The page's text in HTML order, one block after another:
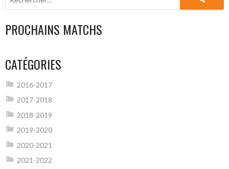
PROCHAINS MATCHS
CATÉGORIES
2016-2017
2017-2018
2018-2019
2019-2020
2020-2021
2021-2022